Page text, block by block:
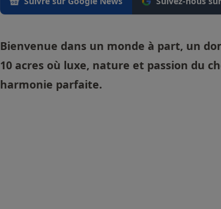
Bienvenue dans un monde à part, un
10 acres où luxe, nature et passion du
harmonie parfaite.